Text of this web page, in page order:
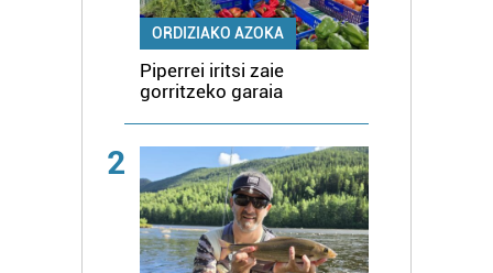
ORDIZIAKO AZOKA
Piperrei iritsi zaie
gorritzeko garaia
2